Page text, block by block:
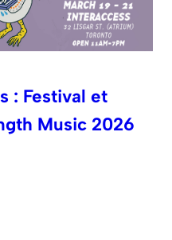
: Festival et
Music 2026